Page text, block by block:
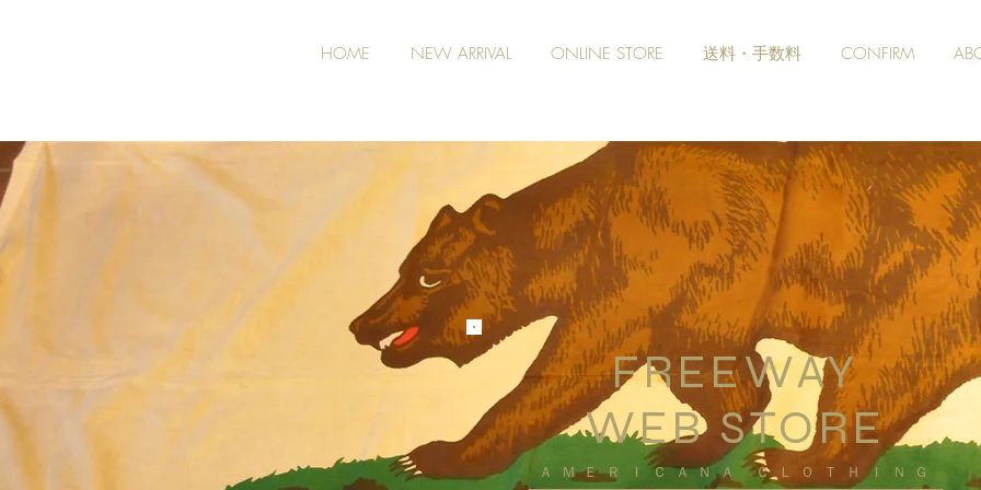
HOME NEW ARRIVAL ONLINE STORE 送料・手数料 CONFIRM
FREEWAY
WEB STORE
​ＡＭＥＲＩＣＡＮＡ ＣＬＯＴＨＩＮＧ